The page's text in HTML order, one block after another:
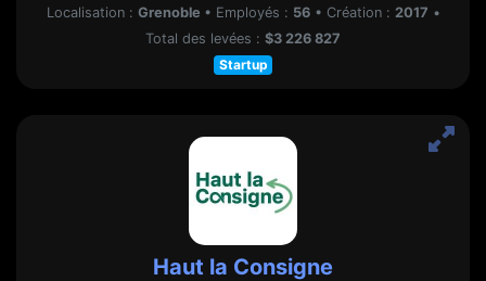
Localisation : Grenoble • Employés : 56 • Création : 2017 •
Total des levées : $3 226 827
Startup
Haut la Consigne